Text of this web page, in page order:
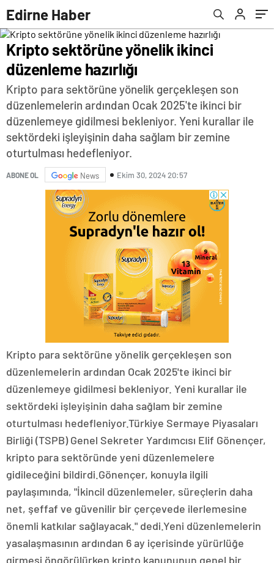
Edirne Haber
Kripto sektörüne yönelik ikinci
düzenleme hazırlığı
Kripto para sektörüne yönelik gerçekleşen son
düzenlemelerin ardından Ocak 2025'te ikinci bir
düzenlemeye gidilmesi bekleniyor. Yeni kurallar ile
sektördeki işleyişinin daha sağlam bir zemine
oturtulması hedefleniyor.
ABONE OL News Ekim 30, 2024 20:57
Kripto para sektörüne yönelik gerçekleşen son
düzenlemelerin ardından Ocak 2025'te ikinci bir
düzenlemeye gidilmesi bekleniyor. Yeni kurallar ile
sektördeki işleyişinin daha sağlam bir zemine
oturtulması hedefleniyor.Türkiye Sermaye Piyasaları
Birliği (TSPB) Genel Sekreter Yardımcısı Elif Gönençer,
kripto para sektöründe yeni düzenlemelere
gidileceğini bildirdi.Gönençer, konuyla ilgili
paylaşımında, "İkincil düzenlemeler, süreçlerin daha
net, şeffaf ve güvenilir bir çerçevede ilerlemesine
önemli katkılar sağlayacak." dedi.Yeni düzenlemelerin
yasalaşmasının ardından 6 ay içerisinde yürürlüğe
girmesi öngörülürken kripto kanununun genel bir